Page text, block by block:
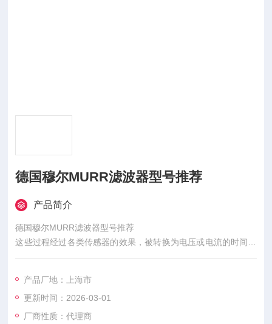
德国穆尔MURR滤波器型号推荐
产品简介
德国穆尔MURR滤波器型号推荐
这些过程经过各类传感器的效果，被转换为电压或电流的时间函
数，称之为各种物理量的时间波形，或许称之为信号。因为自变
为模拟信号。随着数字式电子核算机（一般简称核算机）技能的
发生和飞速发展，为了便于核算机对信号进行处理，发生了在抽
样定理指导下将接连时刻信号变换成离散时刻信号的完好的理论
产品厂地：上海市
更新时间：2026-03-01
厂商性质：代理商